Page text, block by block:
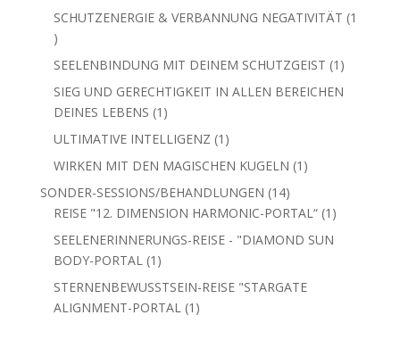
Produkt
SCHUTZENERGIE & VERBANNUNG NEGATIVITÄT 1
1
Produkt
SEELENBINDUNG MIT DEINEM SCHUTZGEIST 1 1
Produkt
SIEG UND GERECHTIGKEIT IN ALLEN BEREICHEN
DEINES LEBENS 1 1
Produkt
ULTIMATIVE INTELLIGENZ 1 1
Produkt
WIRKEN MIT DEN MAGISCHEN KUGELN 1 1
SONDER-SESSIONS/BEHANDLUNGEN 1414
Produkte
REISE "12. DIMENSION HARMONIC-PORTAL“ 1 1
Produkt
SEELENERINNERUNGS-REISE - "DIAMOND SUN
BODY-PORTAL
1 1
Produkt
STERNENBEWUSSTSEIN-REISE "STARGATE
ALIGNMENT-PORTAL
1 1